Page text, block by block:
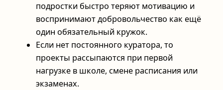
подростки быстро теряют мотивацию и
воспринимают добровольчество как ещё
один обязательный кружок.
Если нет постоянного куратора, то
проекты рассыпаются при первой
нагрузке в школе, смене расписания или
экзаменах.